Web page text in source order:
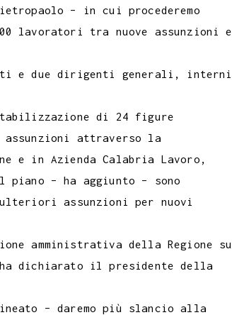
– in cui procederemo
lavoratori tra nuove assunzioni e
e due dirigenti generali, interni
di 24 figure
attraverso la
e in Azienda Calabria Lavoro,
piano – ha aggiunto – sono
assunzioni per nuovi
amministrativa della Regione su
dichiarato il presidente della
– daremo più slancio alla